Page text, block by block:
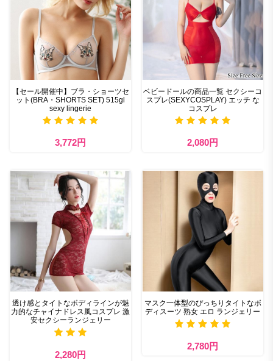
【セール開催中】ブラ・ショーツセ
ット(BRA・SHORTS SET) 515gl
sexy lingerie
3,772円
ベビードールの商品一覧 セクシーコ
スプレ(SEXYCOSPLAY) エッチ な
コスプレ
2,080円
透け感とタイトなボディラインが魅
力的なチャイナドレス風コスプレ 激
安セクシーランジェリー
2,280円
マスク一体型のぴっちりタイトなボ
ディスーツ 熟女 エロ ランジェリー
2,780円